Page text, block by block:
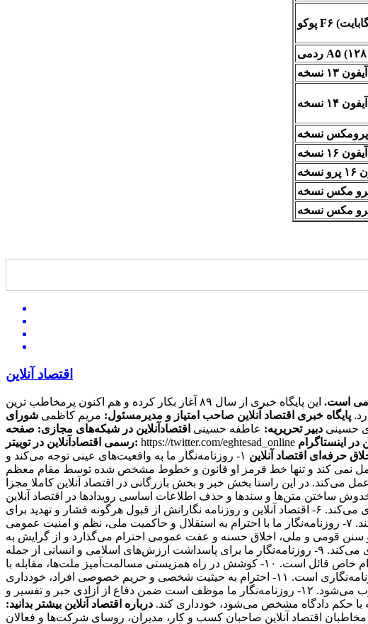
اقتصاد آنلاین
این پایگاه خبری از سال ۸۹ آغاز بکار کرده و هم اکنون پرمخاطب ترین
پایگاه خبری اقتصاد آنلاین صاحب امتیاز و مدیرمسئول: مریم کاظمی شورای
حسینی دبیر تحریریه: عاطفه حسینی اقتصادآنلاین در شبکه‌های مجازی: صفحه
رسمی اقتصادآنلاین در توییتر: https://twitter.com/eghtesad_online
حرفه‌ای اقتصاد آنلاین
۱- روزنامه‌نگار ما به واقعیت‌های عینی توجه می‌کند و
عمل نمی کند و تنها خط قرمز او قانون و خطوط مشخص شده توسط مقام معظم
عمل می‌کند. در این راستا بخش خبر و بخش بازرگانی در اقتصاد آنلاین کاملا مجزا
اگر اخباری را از منبعی دیگر منتشر کنند، حتما منبع را ذکر می کنند. ۴- سرقت ادبی، مخدوش ساختن متن‌ها و سندها و حذف اطلاعات اساسی رویدادها در اقتصاد آنلاین
مطرود است. ۵- روزنامه‌نگار ما از پذیرش هرگونه پاداش مادی برای پیش‌برد مقاصد خصوصی مغایر با مصالح عمومی، خودداری می‌کند. ۶- اقتصاد آنلاین و روزنامه نگارانش از قبول هرگونه فشار و تهدید برای
انتشار مطالب یا تغییر محتویات آنها، خودداری کرده و از خط‌مشی عمومی رسانه و اصول شرافت حرفه ای خویش تبعیت می‌کند. ۷- روزنامه‌نگار ما با احترام به استقلال و حاکمیت ملی، نظم و امنیت عمومی
اصول دینی و معتقدات مذهبی، آداب و سنن قومی و ملی، اخلاق حسنه و عفت عمومی احترام می‌گذارد و از گرایش به
تبعیض خصومت آمیز در این زمینه‌ها و همچنین تشویق و تحریک به جنگ تجاوزکارانه نسبت به کشورهای دیگر خودداری می‌کند. ۹- روزنامه‌نگار ما برای پاسداشت ارزش‌های اسلامی و انسانی از جمله
عدالت‌طلبی، آزادیخواهی، صلح و امنیت بشر، استقلال و پیشرفت فرهنگی، اجتماعی و اقتصادی ملت‌ها و فرهنگ‌ها، احترام خاص قائل است. ۱۰- کوشش در راه همزیستی مسالمت‌آمیز ملت‌ها، مقابله با
گسترش وسایل و ادوات کشتار جمعی، جلوگیری از آلودگی محیط‌زیست و مبارزه علیه سلطه فرهنگی از رسالت‌های مهم روزنامه‌نگاری است. ۱۱- احترام به حیثیت شخصی و حریم خصوصی افراد، خودداری
از توهین، تهمت و افتراء نسبت به اشخاص و تلاش در حفظ سلامت و آرامش روانی جامعه از وظایف روزنامه‌نگاران ما محسوب می‌شود. ۱۲- روزنامه‌نگار ما موظف است ضمن دفاع از آزادی خبر و تفسیر و
با حکم دادگاه مشخص می‌شود، خودداری کند. درباره اقتصاد آنلاین بیشتر بدانید:
می‌شود. مخاطبان اقتصاد آنلاین صاحبان کسب و کار، مدیران، روسای شرکت‌ها و فعالان